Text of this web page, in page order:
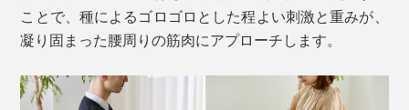
ことで、種によるゴロゴロとした程よい刺激と重みが、
凝り固まった腰周りの筋肉にアプローチします。